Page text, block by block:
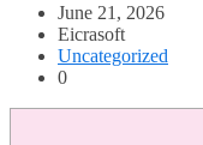
June 21, 2026
Eicrasoft
Uncategorized
0